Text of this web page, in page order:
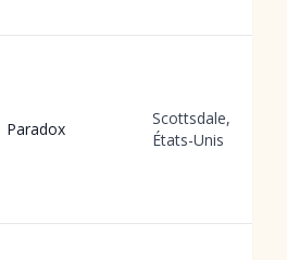
Paradox
Scottsdale,
États-Unis